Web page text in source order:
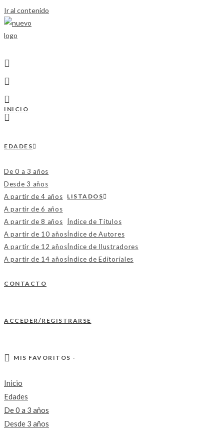
Ir al contenido
INICIO
EDADES
De 0 a 3 años
Desde 3 años
A partir de 4 años
A partir de 6 años
A partir de 8 años
A partir de 10 años
A partir de 12 años
A partir de 14 años
LISTADOS
Índice de Títulos
Índice de Autores
Índice de Ilustradores
Índice de Editoriales
CONTACTO
ACCEDER/REGISTRARSE
MIS FAVORITOS -
Inicio
Edades
De 0 a 3 años
Desde 3 años